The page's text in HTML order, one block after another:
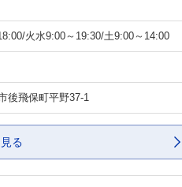
火水9:00～19:30/土9:00～14:00
後飛保町平野37-1
る